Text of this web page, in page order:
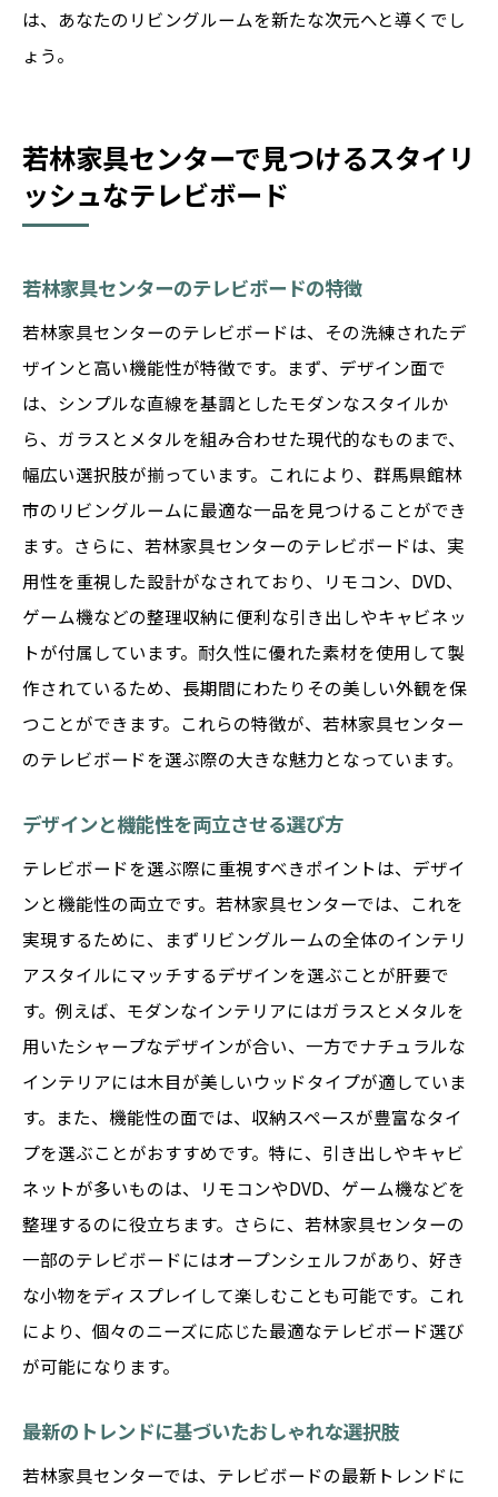
は、あなたのリビングルームを新たな次元へと導くでし
ょう。
若林家具センターで見つけるスタイリ
ッシュなテレビボード
若林家具センターのテレビボードの特徴
若林家具センターのテレビボードは、その洗練されたデ
ザインと高い機能性が特徴です。まず、デザイン面で
は、シンプルな直線を基調としたモダンなスタイルか
ら、ガラスとメタルを組み合わせた現代的なものまで、
幅広い選択肢が揃っています。これにより、群馬県館林
市のリビングルームに最適な一品を見つけることができ
ます。さらに、若林家具センターのテレビボードは、実
用性を重視した設計がなされており、リモコン、DVD、
ゲーム機などの整理収納に便利な引き出しやキャビネッ
トが付属しています。耐久性に優れた素材を使用して製
作されているため、長期間にわたりその美しい外観を保
つことができます。これらの特徴が、若林家具センター
のテレビボードを選ぶ際の大きな魅力となっています。
デザインと機能性を両立させる選び方
テレビボードを選ぶ際に重視すべきポイントは、デザイ
ンと機能性の両立です。若林家具センターでは、これを
実現するために、まずリビングルームの全体のインテリ
アスタイルにマッチするデザインを選ぶことが肝要で
す。例えば、モダンなインテリアにはガラスとメタルを
用いたシャープなデザインが合い、一方でナチュラルな
インテリアには木目が美しいウッドタイプが適していま
す。また、機能性の面では、収納スペースが豊富なタイ
プを選ぶことがおすすめです。特に、引き出しやキャビ
ネットが多いものは、リモコンやDVD、ゲーム機などを
整理するのに役立ちます。さらに、若林家具センターの
一部のテレビボードにはオープンシェルフがあり、好き
な小物をディスプレイして楽しむことも可能です。これ
により、個々のニーズに応じた最適なテレビボード選び
が可能になります。
最新のトレンドに基づいたおしゃれな選択肢
若林家具センターでは、テレビボードの最新トレンドに